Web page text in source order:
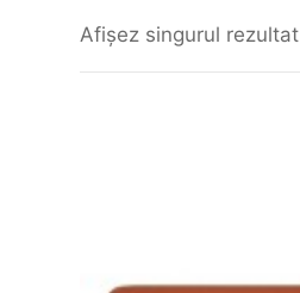
Afișez singurul rezultat